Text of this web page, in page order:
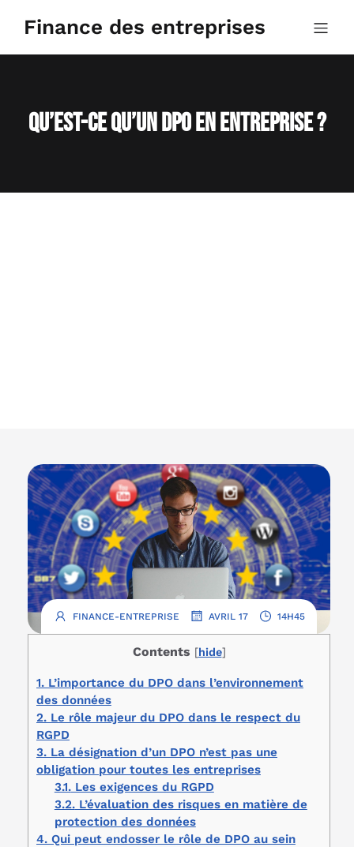
contenuFinance des entreprises
Qu’est-ce qu’un DPO en entreprise ?
FINANCE-ENTREPRISE AVRIL 17 14H45
Contents [hide]
1. L’importance du DPO dans l’environnement
des données
2. Le rôle majeur du DPO dans le respect du
RGPD
3. La désignation d’un DPO n’est pas une
obligation pour toutes les entreprises
3.1.Les exigences du RGPD
3.2.L’évaluation des risques en matière de
protection des données
4. Qui peut endosser le rôle de DPO au sein